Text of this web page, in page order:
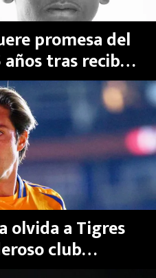
promesa del
años tras recibir
exigen justicia
olvida a Tigres
club